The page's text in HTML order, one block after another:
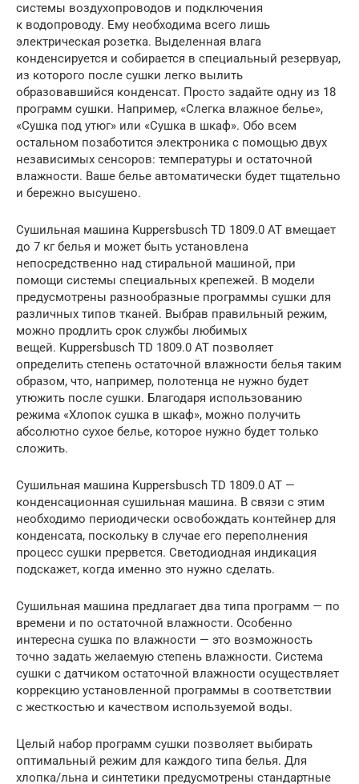
системы воздухопроводов и подключения
к водопроводу. Ему необходима всего лишь
электрическая розетка. Выделенная влага
конденсируется и собирается в специальный резервуар,
из которого после сушки легко вылить
образовавшийся конденсат. Просто задайте одну из 18
программ сушки. Например, «Слегка влажное белье»,
«Сушка под утюг» или «Сушка в шкаф». Обо всем
остальном позаботится электроника с помощью двух
независимых сенсоров: температуры и остаточной
влажности. Ваше белье автоматически будет тщательно
и бережно высушено.
Сушильная машина Kuppersbusch TD 1809.0 AT вмещает
до 7 кг белья и может быть установлена
непосредственно над стиральной машиной, при
помощи системы специальных крепежей. В модели
предусмотрены разнообразные программы сушки для
различных типов тканей. Выбрав правильный режим,
можно продлить срок службы любимых
вещей. Kuppersbusch TD 1809.0 AT позволяет
определить степень остаточной влажности белья таким
образом, что, например, полотенца не нужно будет
утюжить после сушки. Благодаря использованию
режима «Хлопок сушка в шкаф», можно получить
абсолютно сухое белье, которое нужно будет только
сложить.
Сушильная машина Kuppersbusch TD 1809.0 AT —
конденсационная сушильная машина. В связи с этим
необходимо периодически освобождать контейнер для
конденсата, поскольку в случае его переполнения
процесс сушки прервется. Светодиодная индикация
подскажет, когда именно это нужно сделать.
Сушильная машина предлагает два типа программ — по
времени и по остаточной влажности. Особенно
интересна сушка по влажности — это возможность
точно задать желаемую степень влажности. Система
сушки с датчиком остаточной влажности осуществляет
коррекцию установленной программы в соответствии
с жесткостью и качеством используемой воды.
Целый набор программ сушки позволяет выбирать
оптимальный режим для каждого типа белья. Для
хлопка/льна и синтетики предусмотрены стандартные